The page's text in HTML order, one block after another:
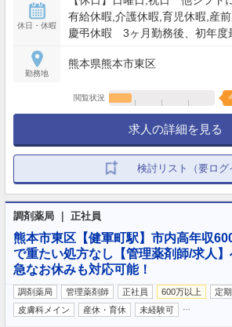
休日・休暇
有給休暇,介護休暇,育児休暇,産
慶弔休暇 3ヶ月勤務後、初年度
勤務地
熊本県熊本市東区
閲覧状況
求人の詳細を見る
検討リスト（要ログ
調剤薬局 ｜ 正社員
熊本市東区【健軍町駅】市内高年収
で重たい処方なし【管理薬剤師/求人
急なお休みも対応可能！
調剤薬局 管理薬剤師 正社員 600万以上 定
皮膚科メイン
産休・育休 未経験可